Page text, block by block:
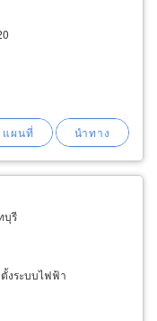
บุรี
งระบบไฟฟ้า